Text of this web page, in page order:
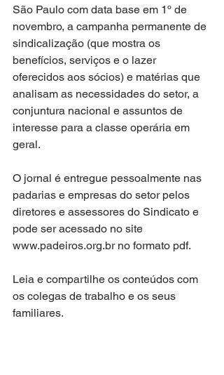
São Paulo com data base em 1º de
novembro, a campanha permanente de
sindicalização (que mostra os
benefícios, serviços e o lazer
oferecidos aos sócios) e matérias que
analisam as necessidades do setor, a
conjuntura nacional e assuntos de
interesse para a classe operária em
geral.
O jornal é entregue pessoalmente nas
padarias e empresas do setor pelos
diretores e assessores do Sindicato e
pode ser acessado no site
www.padeiros.org.br no formato pdf.
Leia e compartilhe os conteúdos com
os colegas de trabalho e os seus
familiares.